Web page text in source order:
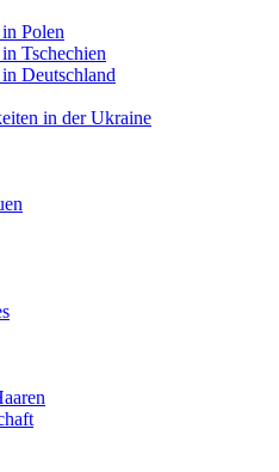
Polen
Tschechien
Deutschland
in der Ukraine